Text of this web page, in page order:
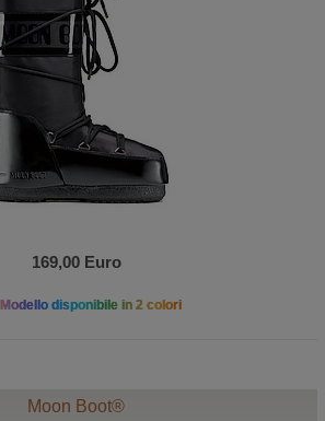
169,00 Euro
Modello disponibile in 2 colori
Moon Boot®